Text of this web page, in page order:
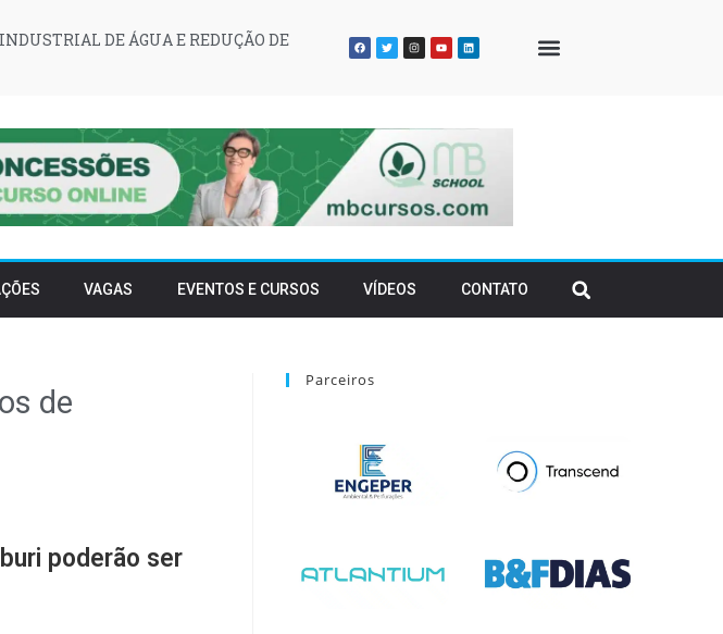
DE ÁGUA E REDUÇÃO DE
VAGAS EVENTOS E CURSOS VÍDEOS CONTATO
de
poderão ser
Parceiros